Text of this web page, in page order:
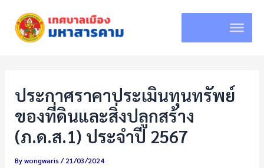
content
ประกาศราคาประเมินทุนทรัพย์
ของที่ดินและสิ่งปลูกสร้าง
(ภ.ด.ส.1) ประจำปี 2567
Bywongwaris/21/03/2024